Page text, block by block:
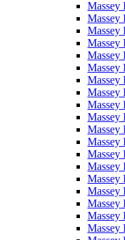
Massey
Massey
Massey
Massey
Massey
Massey
Massey
Massey
Massey
Massey
Massey
Massey
Massey
Massey
Massey
Massey
Massey
Massey
Massey